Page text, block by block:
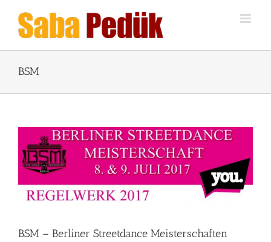
Inhalt
springen
BSM
BSM – Berliner Streetdance Meisterschaften